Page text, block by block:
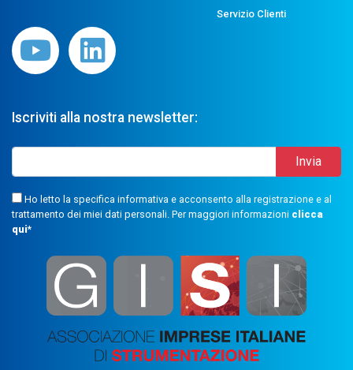
Servizio Clienti
Iscriviti alla nostra newsletter:
Ho letto la specifica informativa e acconsento alla registrazione e al
trattamento dei miei dati personali. Per maggiori informazioni clicca
qui*